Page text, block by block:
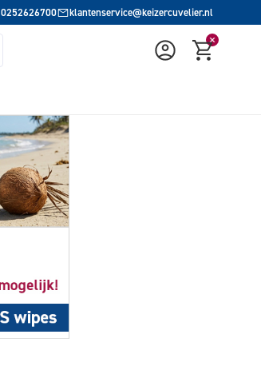
0252626700 klantenservice@keizercuvelier.nl